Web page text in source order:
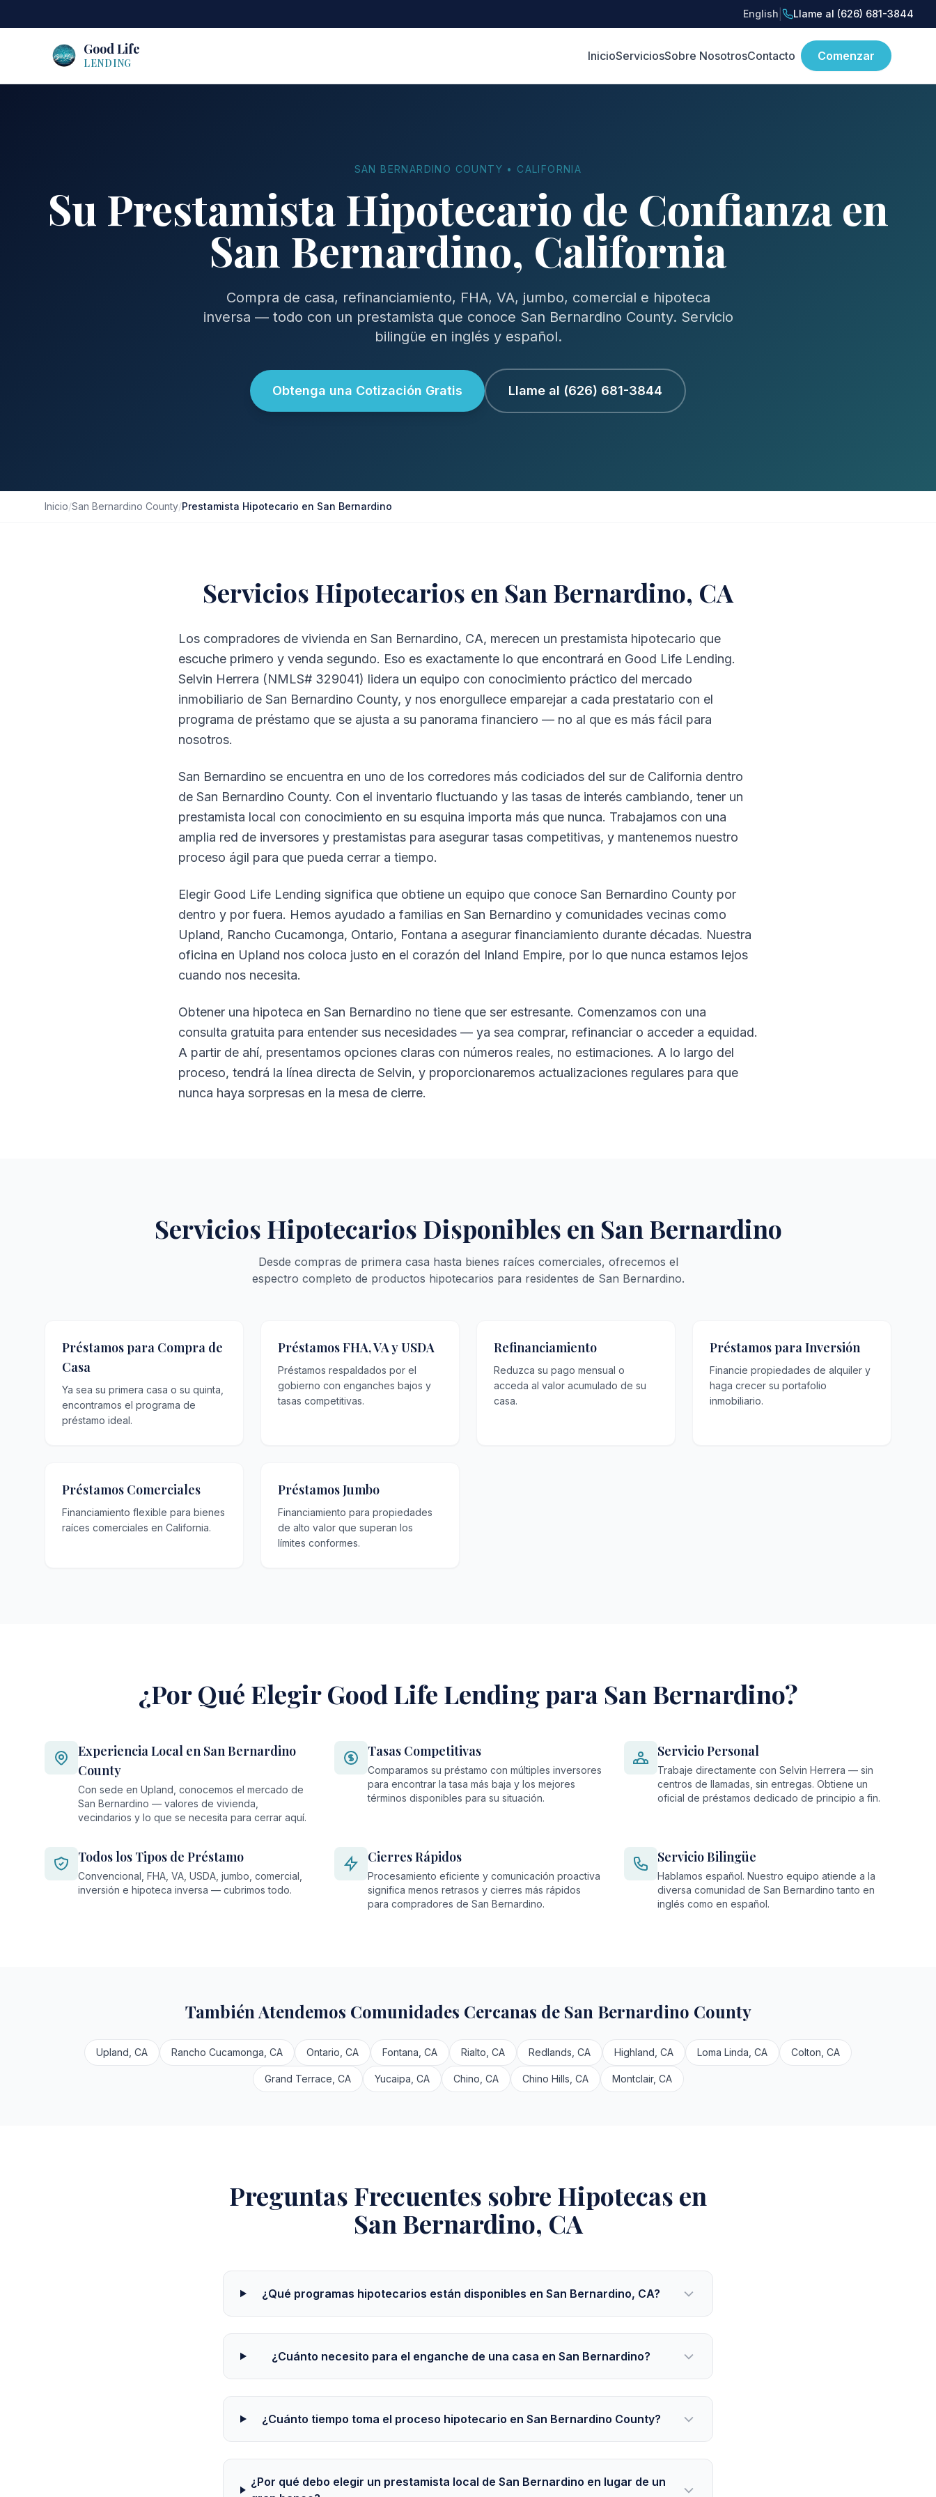
English Llame al (626) 681-3844
Good Life
LENDING
InicioServiciosSobre NosotrosContacto Comenzar
SAN BERNARDINO COUNTY • CALIFORNIA
Su Prestamista Hipotecario de Confianza en
San Bernardino, California
Compra de casa, refinanciamiento, FHA, VA, jumbo, comercial e hipoteca
inversa — todo con un prestamista que conoce San Bernardino County. Servicio
bilingüe en inglés y español.
Obtenga una Cotización Gratis Llame al (626) 681-3844
Inicio/San Bernardino County/Prestamista Hipotecario en San Bernardino
Servicios Hipotecarios en San Bernardino, CA
Los compradores de vivienda en San Bernardino, CA, merecen un prestamista hipotecario que
escuche primero y venda segundo. Eso es exactamente lo que encontrará en Good Life Lending.
Selvin Herrera (NMLS# 329041) lidera un equipo con conocimiento práctico del mercado
inmobiliario de San Bernardino County, y nos enorgullece emparejar a cada prestatario con el
programa de préstamo que se ajusta a su panorama financiero — no al que es más fácil para
nosotros.
San Bernardino se encuentra en uno de los corredores más codiciados del sur de California dentro
de San Bernardino County. Con el inventario fluctuando y las tasas de interés cambiando, tener un
prestamista local con conocimiento en su esquina importa más que nunca. Trabajamos con una
amplia red de inversores y prestamistas para asegurar tasas competitivas, y mantenemos nuestro
proceso ágil para que pueda cerrar a tiempo.
Elegir Good Life Lending significa que obtiene un equipo que conoce San Bernardino County por
dentro y por fuera. Hemos ayudado a familias en San Bernardino y comunidades vecinas como
Upland, Rancho Cucamonga, Ontario, Fontana a asegurar financiamiento durante décadas. Nuestra
oficina en Upland nos coloca justo en el corazón del Inland Empire, por lo que nunca estamos lejos
cuando nos necesita.
Obtener una hipoteca en San Bernardino no tiene que ser estresante. Comenzamos con una
consulta gratuita para entender sus necesidades — ya sea comprar, refinanciar o acceder a equidad.
A partir de ahí, presentamos opciones claras con números reales, no estimaciones. A lo largo del
proceso, tendrá la línea directa de Selvin, y proporcionaremos actualizaciones regulares para que
nunca haya sorpresas en la mesa de cierre.
Servicios Hipotecarios Disponibles en San Bernardino
Desde compras de primera casa hasta bienes raíces comerciales, ofrecemos el
espectro completo de productos hipotecarios para residentes de San Bernardino.
Préstamos para Compra de
Casa
Ya sea su primera casa o su quinta,
encontramos el programa de
préstamo ideal.
Préstamos FHA, VA y USDA
Préstamos respaldados por el
gobierno con enganches bajos y
tasas competitivas.
Refinanciamiento
Reduzca su pago mensual o
acceda al valor acumulado de su
casa.
Préstamos para Inversión
Financie propiedades de alquiler y
haga crecer su portafolio
inmobiliario.
Préstamos Comerciales
Financiamiento flexible para bienes
raíces comerciales en California.
Préstamos Jumbo
Financiamiento para propiedades
de alto valor que superan los
límites conformes.
¿Por Qué Elegir Good Life Lending para San Bernardino?
Experiencia Local en San Bernardino
County
Con sede en Upland, conocemos el mercado de
San Bernardino — valores de vivienda,
vecindarios y lo que se necesita para cerrar aquí.
Tasas Competitivas
Comparamos su préstamo con múltiples inversores
para encontrar la tasa más baja y los mejores
términos disponibles para su situación.
Servicio Personal
Trabaje directamente con Selvin Herrera — sin
centros de llamadas, sin entregas. Obtiene un
oficial de préstamos dedicado de principio a fin.
Todos los Tipos de Préstamo
Convencional, FHA, VA, USDA, jumbo, comercial,
inversión e hipoteca inversa — cubrimos todo.
Cierres Rápidos
Procesamiento eficiente y comunicación proactiva
significa menos retrasos y cierres más rápidos
para compradores de San Bernardino.
Servicio Bilingüe
Hablamos español. Nuestro equipo atiende a la
diversa comunidad de San Bernardino tanto en
inglés como en español.
También Atendemos Comunidades Cercanas de San Bernardino County
Upland, CA Rancho Cucamonga, CA Ontario, CA Fontana, CA Rialto, CA Redlands, CA Highland, CA Loma Linda, CA Colton, CA
Grand Terrace, CA Yucaipa, CA Chino, CA Chino Hills, CA Montclair, CA
Preguntas Frecuentes sobre Hipotecas en
San Bernardino, CA
¿Qué programas hipotecarios están disponibles en San Bernardino, CA?
¿Cuánto necesito para el enganche de una casa en San Bernardino?
¿Cuánto tiempo toma el proceso hipotecario en San Bernardino County?
¿Por qué debo elegir un prestamista local de San Bernardino en lugar de un